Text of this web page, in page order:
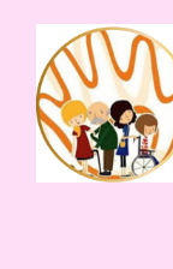
contenido